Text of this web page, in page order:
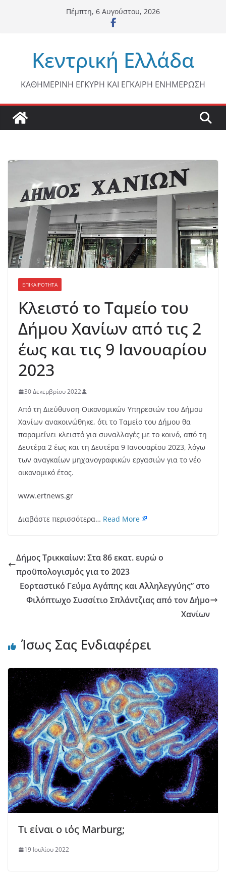
Πέμπτη, 6 Αυγούστου, 2026
Κεντρική Ελλάδα
ΚΑΘΗΜΕΡΙΝΗ ΕΓΚΥΡΗ ΚΑΙ ΕΓΚΑΙΡΗ ΕΝΗΜΕΡΩΣΗ
ΕΠΙΚΑΙΡΟΤΗΤΑ
Κλειστό το Ταμείο του
Δήμου Χανίων από τις 2
έως και τις 9 Ιανουαρίου
2023
30 Δεκεμβρίου 2022
Από τη Διεύθυνση Οικονομικών Υπηρεσιών του Δήμου
Χανίων ανακοινώθηκε, ότι το Ταμείο του Δήμου θα
παραμείνει κλειστό για συναλλαγές με το κοινό, από τη
Δευτέρα 2 έως και τη Δευτέρα 9 Ιανουαρίου 2023, λόγω
των αναγκαίων μηχανογραφικών εργασιών για το νέο
οικονομικό έτος.
www.ertnews.gr
Διαβάστε περισσότερα… Read More
Δήμος Τρικκαίων: Στα 86 εκατ. ευρώ ο
προϋπολογισμός για το 2023
Εορταστικό Γεύμα Αγάπης και Αλληλεγγύης” στο
Φιλόπτωχο Συσσίτιο Σπλάντζιας από τον Δήμο
Χανίων
Ίσως Σας Ενδιαφέρει
Τι είναι ο ιός Marburg;
19 Ιουλίου 2022